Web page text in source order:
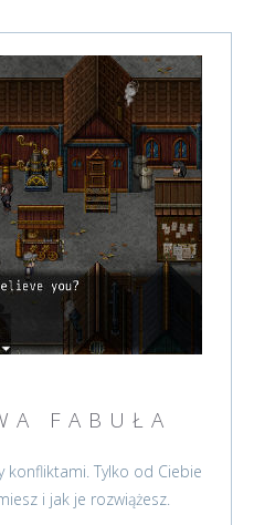
FABUŁA
konfliktami. Tylko od Ciebie
i jak je rozwiążesz.